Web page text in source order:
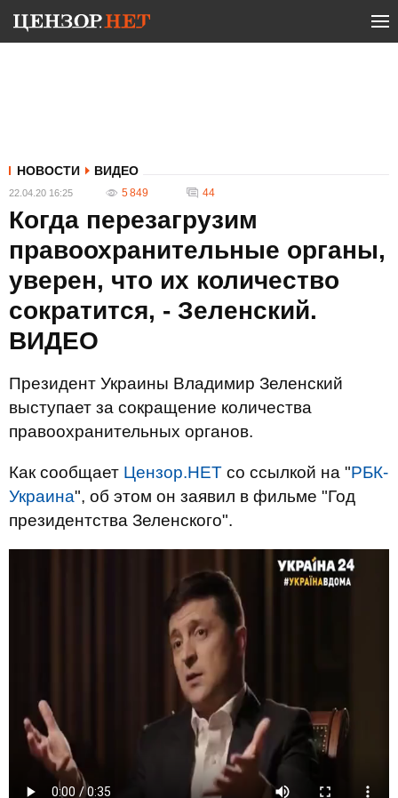
НОВОСТИ ВИДЕО
22.04.20 16:25 5 849 44
Когда перезагрузим
правоохранительные органы,
уверен, что их количество
сократится, - Зеленский.
ВИДЕО
Президент Украины Владимир Зеленский
выступает за сокращение количества
правоохранительных органов.
Как сообщает Цензор.НЕТ со ссылкой на "РБК-
Украина", об этом он заявил в фильме "Год
президентства Зеленского".